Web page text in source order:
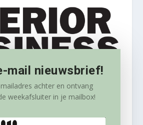
mail nieuwsbrief!
achter en ontvang
weekafsluiter in je mailbox!